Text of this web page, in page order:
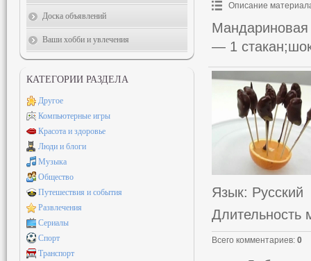
Описание
— 1
Язык: Русский
Длительность
Всего комментариев: 0
Доска объявлений
Ваши хобби и увлечения
КАТЕГОРИИ РАЗДЕЛА
Другое
Компьютерные игры
Красота и здоровье
Люди и блоги
Музыка
Общество
Путешествия и события
Развлечения
Сериалы
Спорт
Транспорт